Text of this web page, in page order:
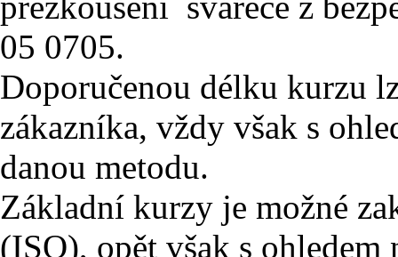
05 0705.
Doporučenou délku kurzu
zákazníka, vždy však s
danou metodu.
Základní kurzy je možné
(ISO), opět však s ohledem